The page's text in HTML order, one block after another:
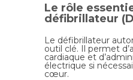
Le rôle
défibrillateur
Le défibrillateur
outil clé. Il permet
cardiaque et
électrique si
cœur.